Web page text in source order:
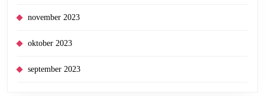
november 2023
oktober 2023
september 2023